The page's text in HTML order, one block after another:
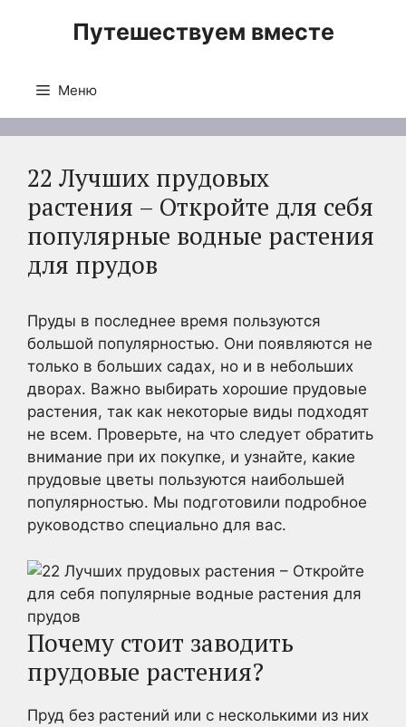
Путешествуем вместе
Меню
22 Лучших прудовых
растения – Откройте для себя
популярные водные растения
для прудов
Пруды в последнее время пользуются
большой популярностью. Они появляются не
только в больших садах, но и в небольших
дворах. Важно выбирать хорошие прудовые
растения, так как некоторые виды подходят
не всем. Проверьте, на что следует обратить
внимание при их покупке, и узнайте, какие
прудовые цветы пользуются наибольшей
популярностью. Мы подготовили подробное
руководство специально для вас.
Почему стоит заводить
прудовые растения?
Пруд без растений или с несколькими из них